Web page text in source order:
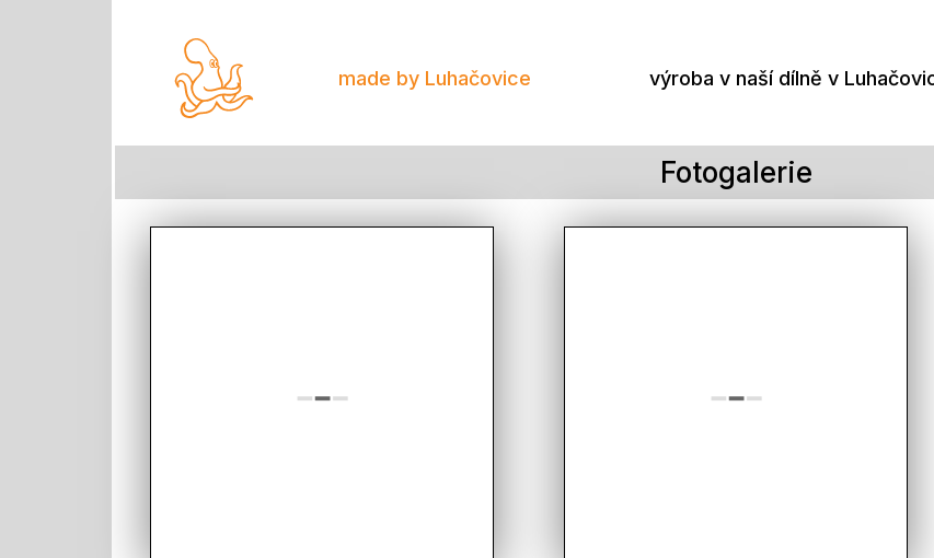
made by Luhačovice výroba v naší dílně v
Fotogalerie